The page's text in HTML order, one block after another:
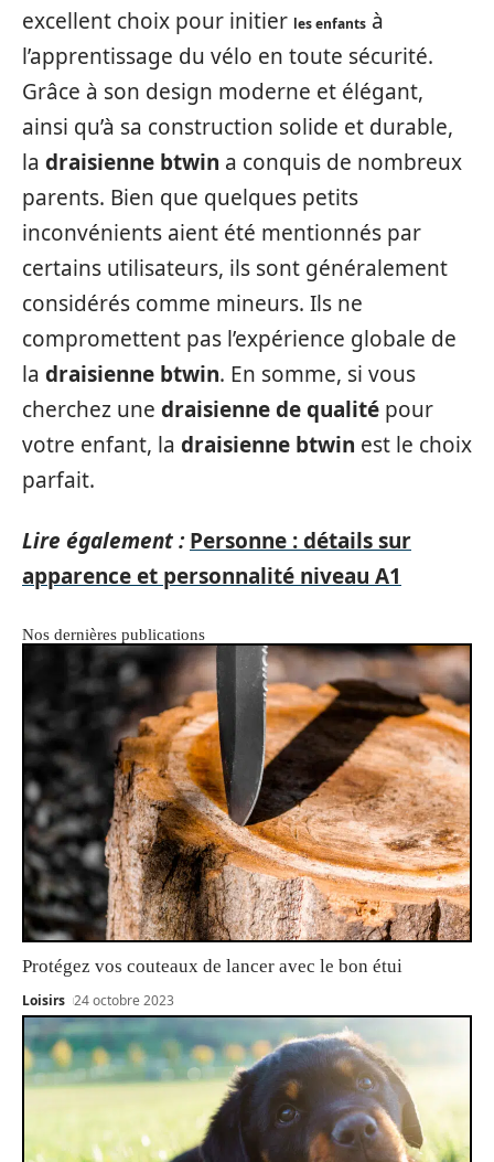
excellent choix pour initier les enfants à
l’apprentissage du vélo en toute sécurité.
Grâce à son design moderne et élégant,
ainsi qu’à sa construction solide et durable,
la draisienne btwin a conquis de nombreux
parents. Bien que quelques petits
inconvénients aient été mentionnés par
certains utilisateurs, ils sont généralement
considérés comme mineurs. Ils ne
compromettent pas l’expérience globale de
la draisienne btwin. En somme, si vous
cherchez une draisienne de qualité pour
votre enfant, la draisienne btwin est le choix
parfait.
Lire également : Personne : détails sur
apparence et personnalité niveau A1
Nos dernières publications
Protégez vos couteaux de lancer avec le bon étui
Loisirs 24 octobre 2023